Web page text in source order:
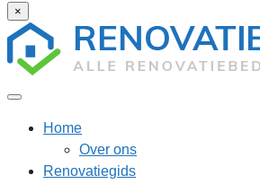
×
Home
Over ons
Renovatiegids